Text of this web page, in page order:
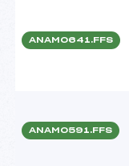
ANAM0641.FFS
ANAM0591.FFS